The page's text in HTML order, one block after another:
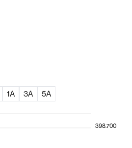
1A 3A 5A
398.700